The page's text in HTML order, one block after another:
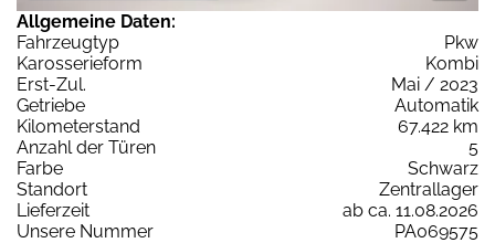
Allgemeine Daten:
Fahrzeugtyp
Pkw
Karosserieform
Kombi
Erst-Zul.
Mai / 2023
Getriebe
Automatik
Kilometerstand
67.422 km
Anzahl der Türen
5
Farbe
Schwarz
Standort
Zentrallager
Lieferzeit
ab ca. 11.08.2026
Unsere Nummer
PA069575